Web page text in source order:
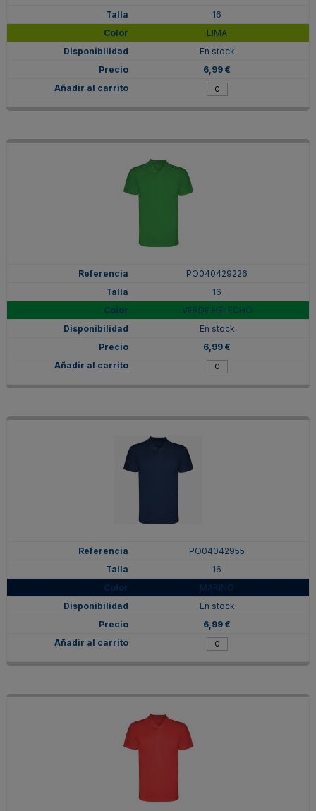
16
LIMA
En stock
6,99 €
PO040429226
16
VERDE HELECHO
En stock
6,99 €
PO04042955
16
MARINO
En stock
6,99 €